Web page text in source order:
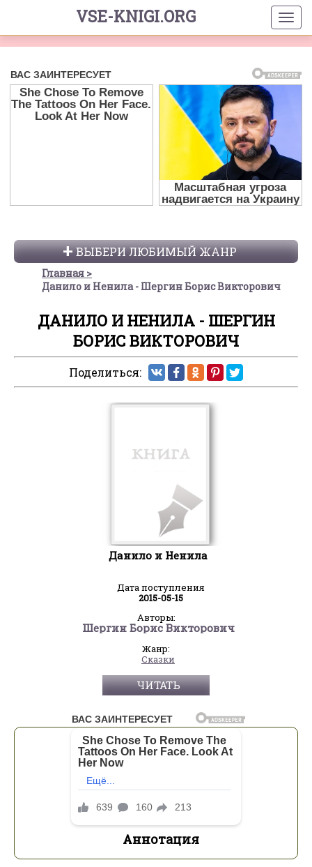
VSE-KNIGI.ORG
ВЫБЕРИ ЛЮБИМЫЙ ЖАНР
Главная
Данило и Ненила - Шергин Борис Викторович
ДАНИЛО И НЕНИЛА - ШЕРГИН
БОРИС ВИКТОРОВИЧ
Поделиться:
Данило и Ненила
Дата поступления
2015-05-15
Авторы:
Шергин Борис Викторович
Жанр:
Сказки
ЧИТАТЬ
Аннотация